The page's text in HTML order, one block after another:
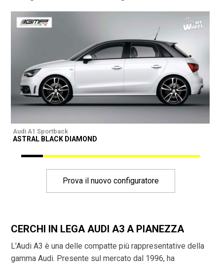
Audi A1 Sportback
ASTRAL BLACK DIAMOND
Prova il nuovo configuratore
CERCHI IN LEGA AUDI A3 A PIANEZZA
L’Audi A3 è una delle compatte più rappresentative della
gamma Audi. Presente sul mercato dal 1996, ha